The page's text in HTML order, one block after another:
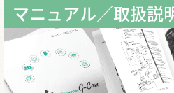
マニュアル／取扱説